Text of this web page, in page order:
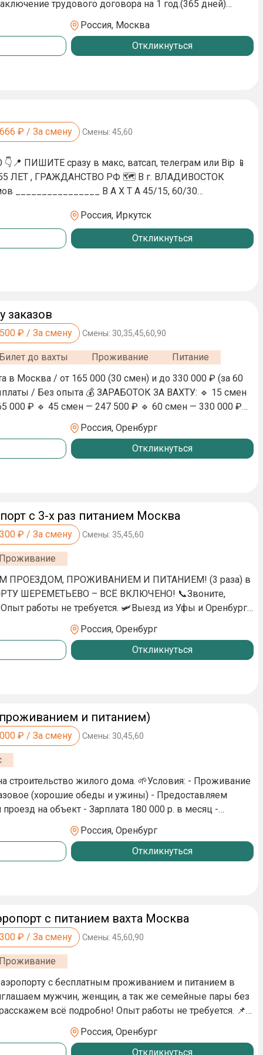
территории работодателя на время вахты. - Наличие
аэропорту
оформления. Оставляйте свой отклик и
свяжется с вами в самое ближайшее
Россия, Москва
Откликнуться
₽ / За смену Смены: 45,60
ПИШИТЕ сразу в макс, ватсап, телеграм или Bip 📱
55 ЛЕТ , ГРАЖДАНСТВО РФ 🗺 В г. ВЛАДИВОСТОК
60/30
180тр в месяц 👷‍♂️ЭЛЕКТРОМОНТАЖНИК(
👷‍♂️ГИПСОКАРТОНЩИК 140тр в месяц 👷‍♂️ПОДСОБНЫЙ
👷‍♂️МОНТАЖНИК ПО СБОРКЕ ЭЛЕМЕНТОВ КРОВЛИ
Россия, Иркутск
Откликнуться
заказов
₽ / За смену Смены: 30,35,45,60,90
Билет до вахты Проживание
Питание
в Москва / от 165 000 (30 смен) и до 330 000 ₽ (за 60
/ Без опыта 💰 ЗАРАБОТОК ЗА ВАХТУ: 🔹 15 смен
000 ₽ 🔹 45 смен — 247 500 ₽ 🔹 60 смен — 330 000 ₽
5 000 ₽ после 5 смен. Компенсация проезда 4 000
11 часов. 📋 ЧТО ДЕЛАТЬ: ✅ Размещение товара на
заказов ✅ Передача курьеру ✅ Поддержание
Россия, Оренбург
Откликнуться
с 3-х раз питанием Москва
₽ / За смену Смены: 35,45,60
Проживание
ПРОЕЗДОМ, ПРOЖИBAНИЕМ И ПИТАНИЕM! (3 раза) в
– ВСЁ ВКЛЮЧЕНО! 📞Звонитe,
требуется. 🛩️Выезд из Уфы и Оренбурга
ограничены! 💸Подработка вахтой в
и 3х разовым питанием 🍜 📌Платим за
(СОХРАНЯЙТЕ
Общие условия: ✔Заселение в
хостел с душем, туалетом, мягкими
микроволновая печь, плита и холодильник.
и одеяла предоставляются. 🍗Питание 2 раза (3 раза
6/1 (перерывы на обед) 🌤Дневные и ночные
шаговая доступность 👫Комнаты для
авансы 💯Все условия для комфортной работы и
✔ Опыт работы не требуется,
Наличие документов РФ или Беларуси. 📞Звоните и
Россия, Оренбург
Откликнуться
и питанием)
₽ / За смену Смены: 30,45,60
строительство жилого дома. 🌱Условия: - Проживание
(хорошие обеды и ужины) - Предоставляем
на объект - Зарплата 180 000 р. в месяц -
по ТК РФ. - Вахта 60/30, график 7/0 по 11 часов.
и мы вам перезвоним. Давайте вместе строить новое
Россия, Оренбург
Откликнуться
с питанием вахта Москва
₽ / За смену Смены: 45,60,90
Проживание
с бecплaтным пpoживанием и питанием в
B MОCKBУ из вашeго peгиoна 📌Платим за
(СОХРАНЯЙТЕ
Россия, Оренбург
Откликнуться